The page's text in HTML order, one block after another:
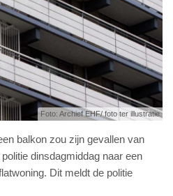
Foto: Archief EHF/ foto ter illustratie
balkon zou zijn gevallen van
dinsdagmiddag naar een
Dit meldt de politie